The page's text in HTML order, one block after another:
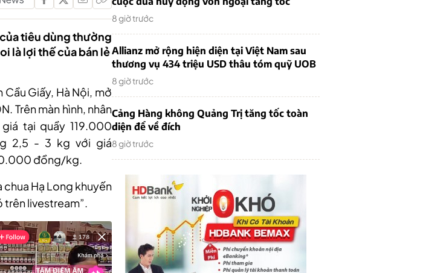
tiêu dùng thường
là lợi thế của bán lẻ
Giấy, Hà Nội, mở
Trên màn hình, nhân
tại quầy 119.000
2,5 - 3 kg với giá
đồng/kg.
Hạ Long khuyến
trên livestream”.
8 giờ trước
Allianz mở rộng hiện diện tại Việt Nam sau
thương vụ 434 triệu USD thâu tóm quỹ UOB
8 giờ trước
Cảng Hàng không Quảng Trị tăng tốc toàn
diện để về đích
8 giờ trước